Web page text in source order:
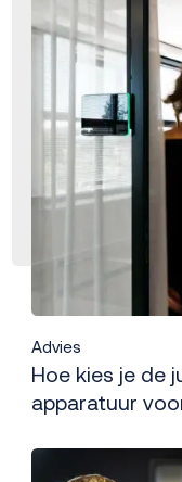
Advies
Hoe kies je de
apparatuur